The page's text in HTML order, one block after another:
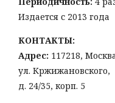
Издается с 2013 года
КОНТАКТЫ:
Адрес: 117218,
ул. Кржижановского,
д. 24/35, корп. 5